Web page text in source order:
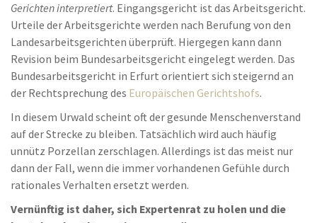
Gerichten interpretiert. Eingangsgericht ist das Arbeitsgericht.
Urteile der Arbeitsgerichte werden nach Berufung von den
Landesarbeitsgerichten überprüft. Hiergegen kann dann
Revision beim Bundesarbeitsgericht eingelegt werden. Das
Bundesarbeitsgericht in Erfurt orientiert sich steigernd an
der Rechtsprechung des Europäischen Gerichtshofs.
In diesem Urwald scheint oft der gesunde Menschenverstand
auf der Strecke zu bleiben. Tatsächlich wird auch häufig
unnütz Porzellan zerschlagen. Allerdings ist das meist nur
dann der Fall, wenn die immer vorhandenen Gefühle durch
rationales Verhalten ersetzt werden.
Vernünftig ist daher, sich Expertenrat zu holen und die